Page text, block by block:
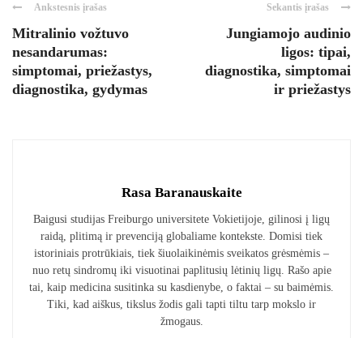
Ankstesnis įrašas
Mitralinio vožtuvo
nesandarumas:
simptomai, priežastys,
diagnostika, gydymas
Sekantis įrašas
Jungiamojo audinio
ligos: tipai,
diagnostika, simptomai
ir priežastys
Rasa Baranauskaite
Baigusi studijas Freiburgo universitete Vokietijoje, gilinosi į ligų
raidą, plitimą ir prevenciją globaliame kontekste. Domisi tiek
istoriniais protrūkiais, tiek šiuolaikinėmis sveikatos grėsmėmis –
nuo retų sindromų iki visuotinai paplitusių lėtinių ligų. Rašo apie
tai, kaip medicina susitinka su kasdienybe, o faktai – su baimėmis.
Tiki, kad aiškus, tikslus žodis gali tapti tiltu tarp mokslo ir
žmogaus.